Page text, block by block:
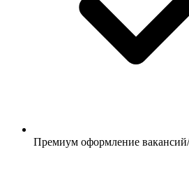
Премиум оформление